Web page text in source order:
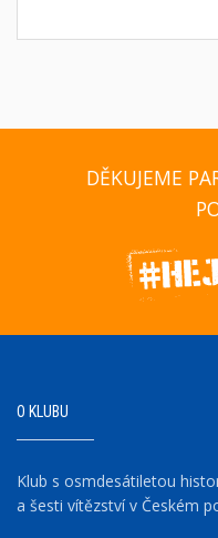
DĚKUJEME
O KLUBU
Klub s osmdesátiletou
a šesti vítězství v Českém